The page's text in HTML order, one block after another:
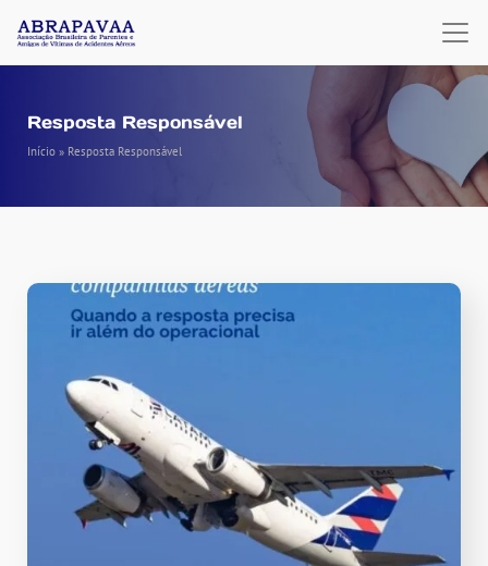
Resposta Responsável
Início » Resposta Responsável